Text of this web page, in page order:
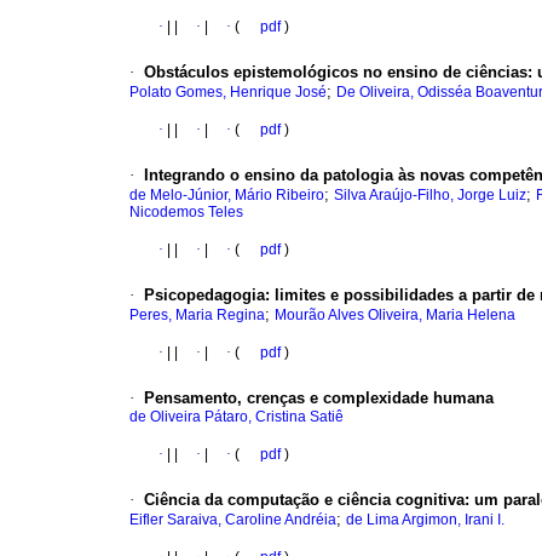
· · · ( pdf)
· Obstáculos epistemológicos no ensino de
Polato Gomes, Henrique José; De Oliveira, Odisséa
· · · ( pdf)
· Integrando o ensino da patologia às novas
de Melo-Júnior, Mário Ribeiro; Silva Araújo-Filho, Jorge Luiz;
Nicodemos Teles
· · · ( pdf)
· Psicopedagogia: limites e possibilidades a partir
Peres, Maria Regina; Mourão Alves Oliveira, Maria Helena
· · · ( pdf)
· Pensamento, crenças e complexidade humana
de Oliveira Pátaro, Cristina Satiê
· · · ( pdf)
· Ciência da computação e ciência cognitiva: um
Eifler Saraiva, Caroline Andréia; de Lima Argimon, Irani I.